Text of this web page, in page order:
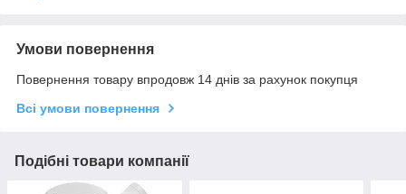
Умови повернення
Повернення товару впродовж 14 днів за рахунок покупця
Всі умови повернення
Подібні товари компанії